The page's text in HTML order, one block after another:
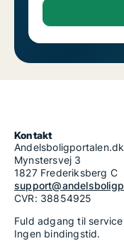
Kontakt
Andelsboligportalen.dk
Mynstersvej 3
1827 Frederiksberg C
CVR: 38854925
Fuld adgang til
Ingen bindingstid.